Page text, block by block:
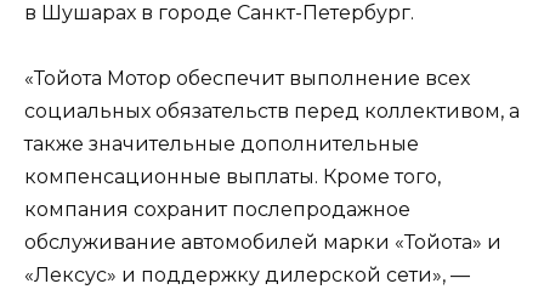
в Шушарах в городе Санкт-Петербург.
«Тойота Мотор обеспечит выполнение всех
социальных обязательств перед коллективом, а
также значительные дополнительные
компенсационные выплаты. Кроме того,
компания сохранит послепродажное
обслуживание автомобилей марки «Тойота» и
«Лексус» и поддержку дилерской сети», —